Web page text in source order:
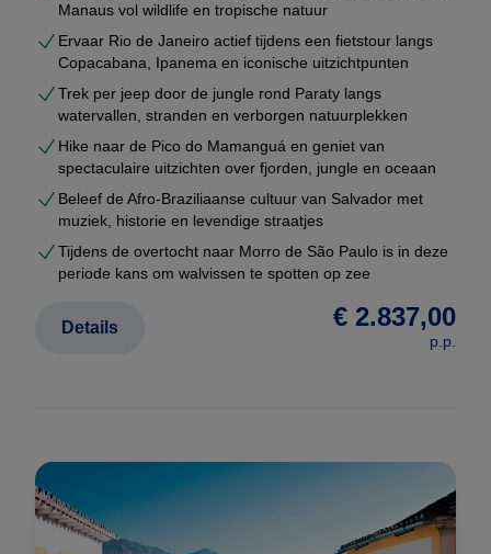
Manaus vol wildlife en tropische natuur
Ervaar Rio de Janeiro actief tijdens een fietstour langs
Copacabana, Ipanema en iconische uitzichtpunten
Trek per jeep door de jungle rond Paraty langs
watervallen, stranden en verborgen natuurplekken
Hike naar de Pico do Mamanguá en geniet van
spectaculaire uitzichten over fjorden, jungle en oceaan
Beleef de Afro-Braziliaanse cultuur van Salvador met
muziek, historie en levendige straatjes
Tijdens de overtocht naar Morro de São Paulo is in deze
periode kans om walvissen te spotten op zee
€ 2.837,00
p.p.
Details